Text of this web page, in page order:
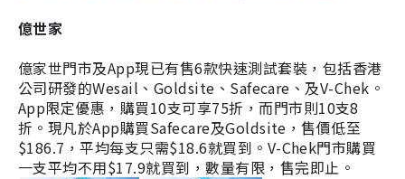
億世家
億家世門市及App現已有售6款快速測試套裝，包括香港
公司研發的Wesail、Goldsite、Safecare、及V-Chek。
App限定優惠，購買10支可享75折，而門市則10支8
折。現凡於App購買Safecare及Goldsite，售價低至
$186.7，平均每支只需$18.6就買到。V-Chek門市購買
一支平均不用$17.9就買到，數量有限，售完即止。